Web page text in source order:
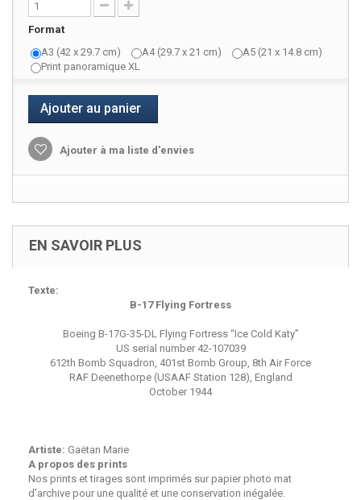
Format
A3 (42 x 29.7 cm)
A4 (29.7 x 21 cm)
A5 (21 x 14.8 cm)
Print panoramique XL
Ajouter au panier
Ajouter à ma liste d'envies
EN SAVOIR PLUS
Texte:
B-17 Flying Fortress
Boeing B-17G-35-DL Flying Fortress “Ice Cold Katy”
US serial number 42-107039
612th Bomb Squadron, 401st Bomb Group, 8th Air Force
RAF Deenethorpe (USAAF Station 128), England
October 1944
Artiste: Gaëtan Marie
A propos des prints
Nos prints et tirages sont imprimés sur papier photo mat
d'archive pour une qualité et une conservation inégalée.